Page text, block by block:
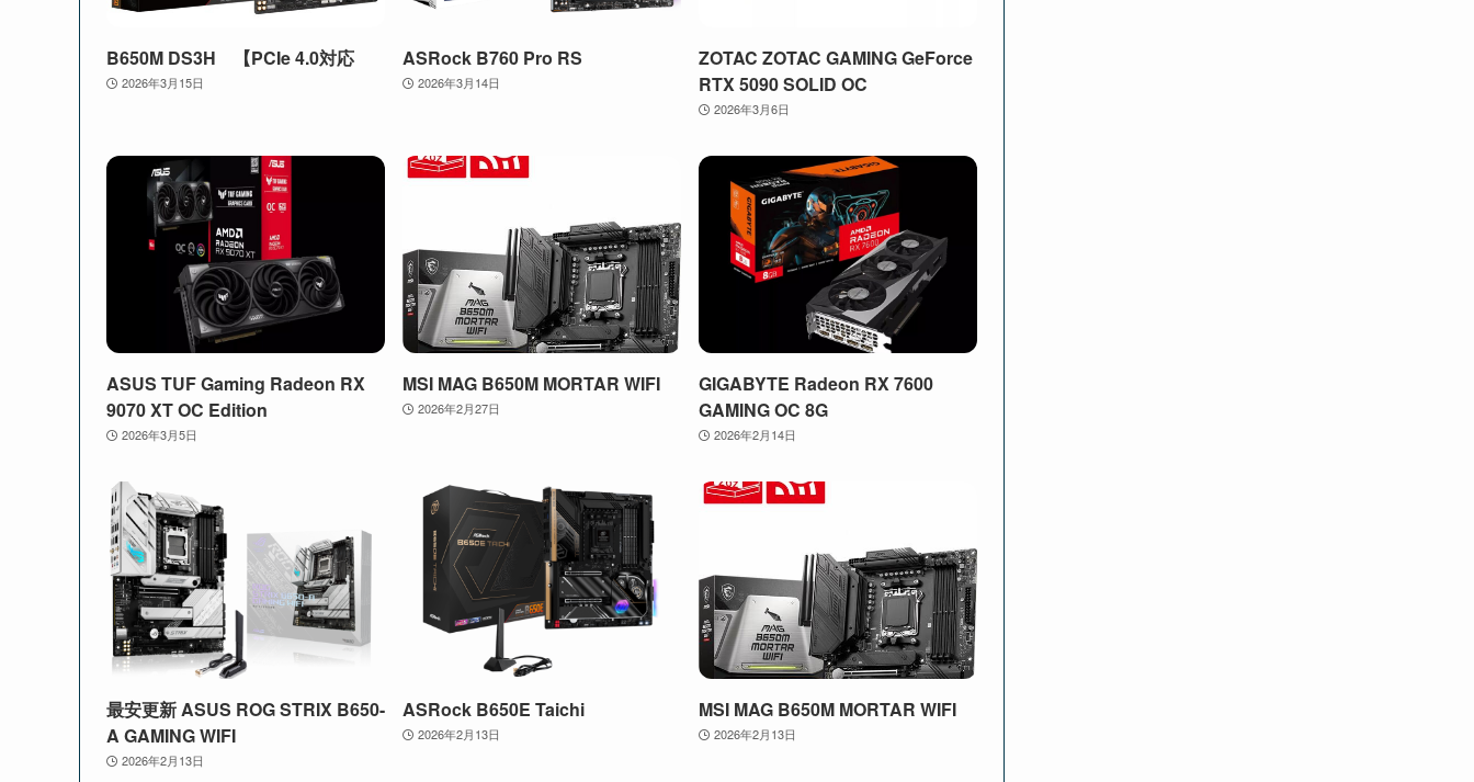
B650M DS3H 【PCIe 4.0対応
2026年3月15日
ASRock B760 Pro RS
2026年3月14日
ZOTAC ZOTAC GAMING GeForce
RTX 5090 SOLID OC
2026年3月6日
ASUS TUF Gaming Radeon RX
9070 XT OC Edition
2026年3月5日
MSI MAG B650M MORTAR WIFI
2026年2月27日
GIGABYTE Radeon RX 7600
GAMING OC 8G
2026年2月14日
最安更新 ASUS ROG STRIX B650-
A GAMING WIFI
2026年2月13日
ASRock B650E Taichi
2026年2月13日
MSI MAG B650M MORTAR WIFI
2026年2月13日